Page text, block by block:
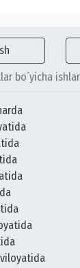
bo`yicha ishlar